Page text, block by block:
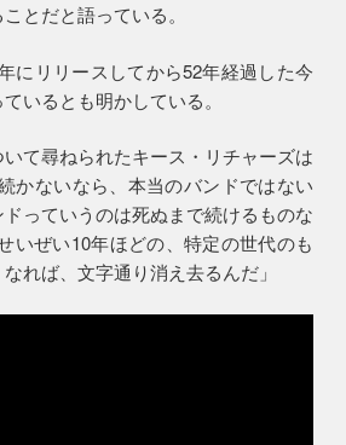
とだと語っている。
にリリースしてから52年経過した今
いるとも明かしている。
て尋ねられたキース・リチャーズは
かないなら、本当のバンドではない
っていうのは死ぬまで続けるものな
いぜい10年ほどの、特定の世代のも
れば、文字通り消え去るんだ」